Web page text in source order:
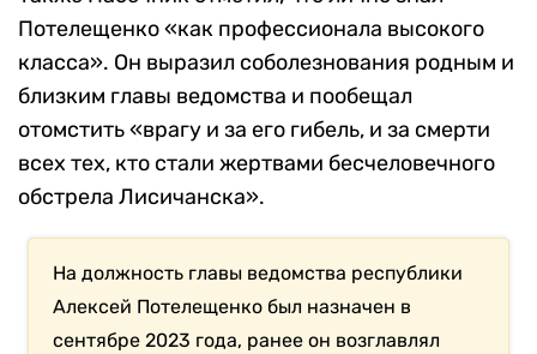
Потелещенко «как профессионала высокого
класса». Он выразил соболезнования родным и
близким главы ведомства и пообещал
отомстить «врагу и за его гибель, и за смерти
всех тех, кто стали жертвами бесчеловечного
обстрела Лисичанска».
На должность главы ведомства республики
Алексей Потелещенко был назначен в
сентябре 2023 года, ранее он возглавлял